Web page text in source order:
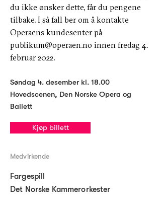
du ikke ønsker dette, får du pengene
tilbake. I så fall ber om å kontakte
Operaens kundesenter på
publikum@operaen.no innen fredag 4.
februar 2022.
Søndag 4. desember kl. 18.00
Hovedscenen, Den Norske Opera og
Ballett
Kjøp billett
Medvirkende
Fargespill
Det Norske Kammerorkester